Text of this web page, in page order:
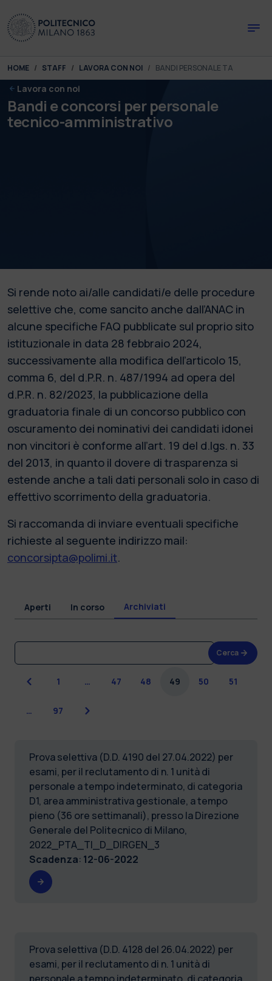
You are here:
HOME STAFF LAVORA CON NOI BANDI PERSONALE TA
Lavora con noi
Bandi e concorsi per personale
tecnico-amministrativo
Si rende noto ai/alle candidati/e delle procedure
selettive che, come sancito anche dall’ANAC in
alcune specifiche FAQ pubblicate sul proprio sito
istituzionale in data 28 febbraio 2024,
successivamente alla modifica dell’articolo 15,
comma 6, del d.P.R. n. 487/1994 ad opera del
d.P.R. n. 82/2023, la pubblicazione della
graduatoria finale di un concorso pubblico con
oscuramento dei nominativi dei candidati idonei
non vincitori è conforme all’art. 19 del d.lgs. n. 33
del 2013, in quanto il dovere di trasparenza si
estende anche a tali dati personali solo in caso di
effettivo scorrimento della graduatoria.
Si raccomanda di inviare eventuali specifiche
richieste al seguente indirizzo mail:
concorsipta@polimi.it.
Aperti In corso Archiviati
Cerca
Precedente
1 … 47 48 49 50 51
… 97 Successiva
Prova selettiva (D.D. 4190 del 27.04.2022) per
esami, per il reclutamento di n. 1 unità di
personale a tempo indeterminato, di categoria
D1, area amministrativa gestionale, a tempo
pieno (36 ore settimanali), presso la Direzione
Generale del Politecnico di Milano,
2022_PTA_TI_D_DIRGEN_3
Scadenza: 12-06-2022
Prova selettiva (D.D. 4128 del 26.04.2022) per
esami, per il reclutamento di n. 1 unità di